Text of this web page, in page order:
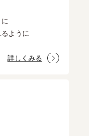
ように
詳しくみる